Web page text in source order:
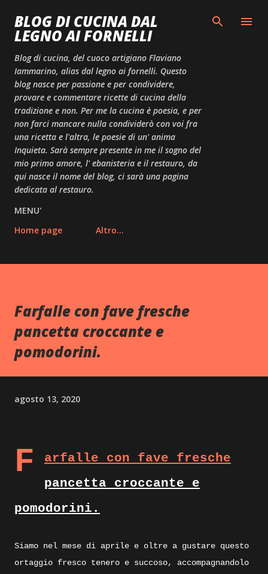
Passa ai contenuti principali
BLOG DI CUCINA DAL
LEGNO AI FORNELLI
Blog di cucina, del cuoco artigiano Flaviano
Iammarino, alias dal legno ai fornelli. Questo
blog nasce per passione e per condividere,
provare e commentare ricette di cucina della
tradizione e non. Per me la cucina è poesia, e per
non farci mancare nulla condividerò con voi fra
una ricetta e l'altra, le poesie di un' anima
Inquieta. Sarà sempre presente in me il sogno del
mio primo amore, l' ebanisteria e il restauro, da
qui nasce il nome del blog, ci sarà una pagina
dedicata al restauro.
MENU'
Home page
Altro…
Farfalle con fave fresche
pancetta croccante e
pomodorini.
agosto 13, 2020
F
arfalle con fave fresche
pancetta croccante e
pomodorini.
Siamo nel mese di aprile e oltre a gustare questo
ortaggio fresco tenero e succoso, accompagnandolo